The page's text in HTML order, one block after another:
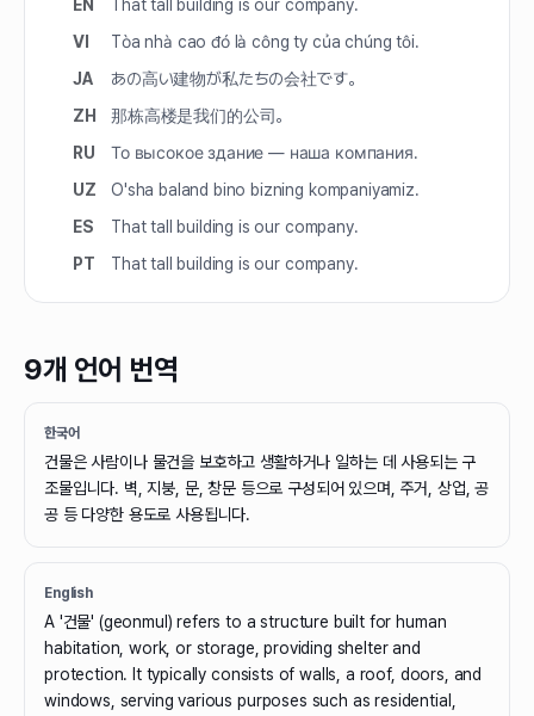
EN
That tall building is our company.
VI
Tòa nhà cao đó là công ty của chúng tôi.
JA
あの高い建物が私たちの会社です。
ZH
那栋高楼是我们的公司。
RU
То высокое здание — наша компания.
UZ
O'sha baland bino bizning kompaniyamiz.
ES
That tall building is our company.
PT
That tall building is our company.
9개 언어 번역
한국어
건물은 사람이나 물건을 보호하고 생활하거나 일하는 데 사용되는 구
조물입니다. 벽, 지붕, 문, 창문 등으로 구성되어 있으며, 주거, 상업, 공
공 등 다양한 용도로 사용됩니다.
English
A '건물' (geonmul) refers to a structure built for human
habitation, work, or storage, providing shelter and
protection. It typically consists of walls, a roof, doors, and
windows, serving various purposes such as residential,